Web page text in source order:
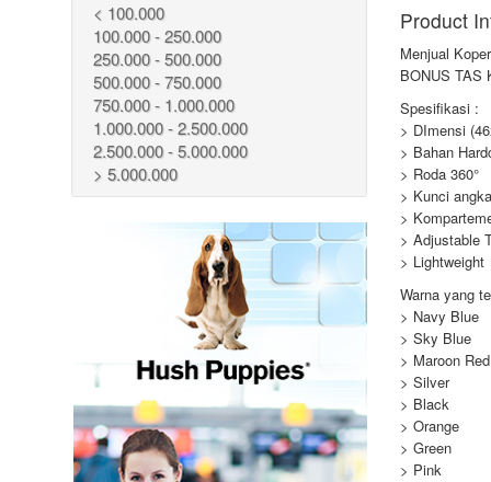
< 100.000
100.000 - 250.000
250.000 - 500.000
500.000 - 750.000
750.000 - 1.000.000
1.000.000 - 2.500.000
2.500.000 - 5.000.000
> 5.000.000
Product
Menjual
BONUS TAS
Spesifikasi :
> DImensi
> Bahan
> Roda 360°
> Kunci
>
> Adjustable
> Lightweight
Warna yang
> Navy Blue
> Sky Blue
> Maroon Red
> Silver
> Black
> Orange
> Green
> Pink